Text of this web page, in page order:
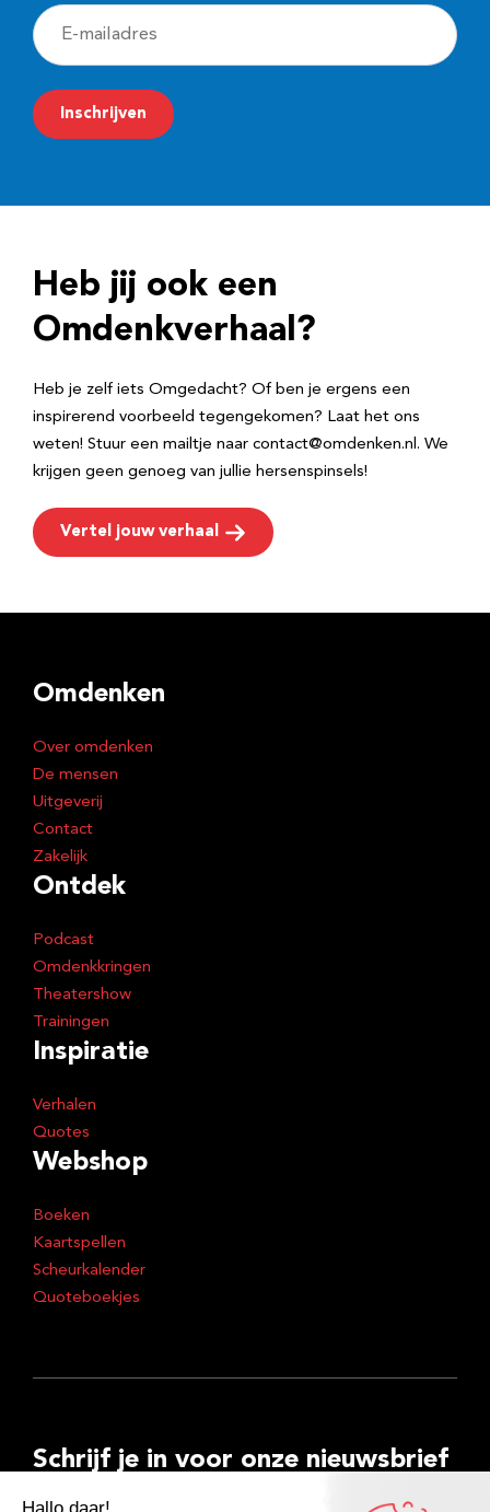
E
-
m
a
r
e
Inschrijven
Heb jij ook een
Omdenkverhaal?
Heb je zelf iets Omgedacht? Of ben je ergens een
inspirerend voorbeeld tegengekomen? Laat het ons
weten! Stuur een mailtje naar contact@omdenken.nl. We
krijgen geen genoeg van jullie hersenspinsels!
Vertel jouw verhaal
Omdenken
Over omdenken
De mensen
Uitgeverij
Contact
Zakelijk
Ontdek
Podcast
Omdenkkringen
Theatershow
Trainingen
Inspiratie
Verhalen
Quotes
Webshop
Boeken
Kaartspellen
Scheurkalender
Quoteboekjes
Schrijf je in voor onze nieuwsbrief